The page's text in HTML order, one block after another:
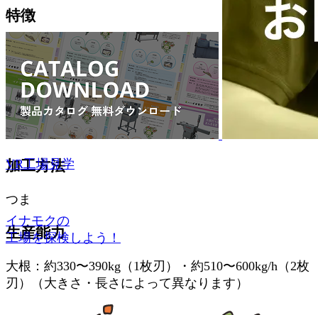
VR工場見学
イナモクの
工場を探検しよう！
特徴
操作しやすい中型機械
イナづまシリーズ連結可能です。
対応食材
だいこん、にんじん
加工方法
つま
生産能力
大根：約330〜390kg（1枚刃）・約510〜600kg/h（2枚
刃）（大きさ・長さによって異なります）